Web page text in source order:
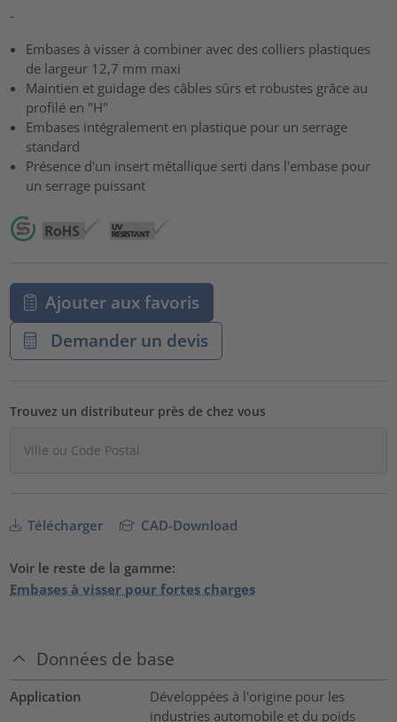
-
Embases à visser à combiner avec des colliers plastiques
de largeur 12,7 mm maxi
Maintien et guidage des câbles sûrs et robustes grâce au
profilé en "H"
Embases intégralement en plastique pour un serrage
standard
Présence d'un insert métallique serti dans l'embase pour
un serrage puissant
Ajouter aux favoris
Demander un devis
Trouvez un distributeur près de chez vous
Télécharger CAD-Download
Voir le reste de la gamme:
Embases à visser pour fortes charges
Données de base
Application
Développées à l'origine pour les
industries automobile et du poids